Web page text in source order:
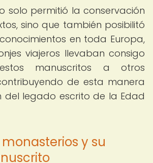
solo permitió la conservación
sino que también posibilitó
en toda Europa,
viajeros llevaban consigo
manuscritos a otros
de esta manera
del legado escrito de la Edad
y su